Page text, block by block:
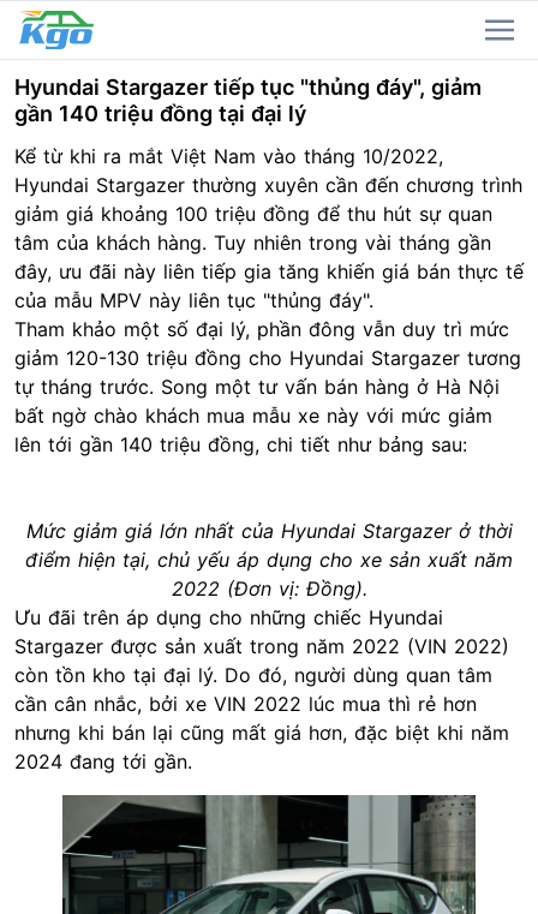
Hyundai Stargazer tiếp tục "thủng đáy", giảm
gần 140 triệu đồng tại đại lý
Kể từ khi ra mắt Việt Nam vào tháng 10/2022,
Hyundai Stargazer thường xuyên cần đến chương trình
giảm giá khoảng 100 triệu đồng để thu hút sự quan
tâm của khách hàng. Tuy nhiên trong vài tháng gần
đây, ưu đãi này liên tiếp gia tăng khiến giá bán thực tế
của mẫu MPV này liên tục "thủng đáy".
Tham khảo một số đại lý, phần đông vẫn duy trì mức
giảm 120-130 triệu đồng cho Hyundai Stargazer tương
tự tháng trước. Song một tư vấn bán hàng ở Hà Nội
bất ngờ chào khách mua mẫu xe này với mức giảm
lên tới gần 140 triệu đồng, chi tiết như bảng sau:
Mức giảm giá lớn nhất của Hyundai Stargazer ở thời
điểm hiện tại, chủ yếu áp dụng cho xe sản xuất năm
2022 (Đơn vị: Đồng).
Ưu đãi trên áp dụng cho những chiếc Hyundai
Stargazer được sản xuất trong năm 2022 (VIN 2022)
còn tồn kho tại đại lý. Do đó, người dùng quan tâm
cần cân nhắc, bởi xe VIN 2022 lúc mua thì rẻ hơn
nhưng khi bán lại cũng mất giá hơn, đặc biệt khi năm
2024 đang tới gần.